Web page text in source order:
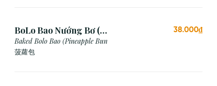
BoLo Bao Nướng Bơ (1
Cái)
Baked Bolo Bao (Pineapple Bun
菠蘿包
38.000₫